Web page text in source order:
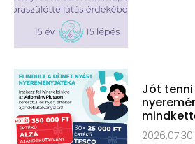
Jót tenni
2026.07.30.